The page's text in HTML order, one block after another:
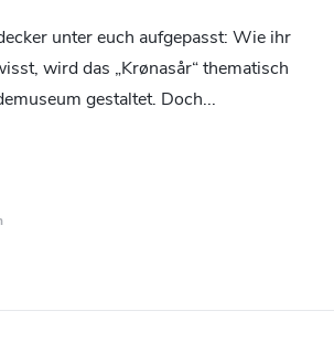
unter euch aufgepasst: Wie ihr
wird das „Krønasår“ thematisch
gestaltet. Doch...